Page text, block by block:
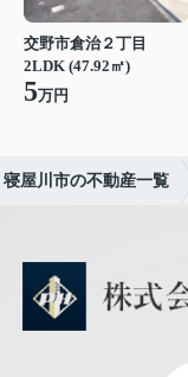
交野市倉治２丁目
2LDK (47.92㎡)
5万円
寝屋川市の不動産一覧